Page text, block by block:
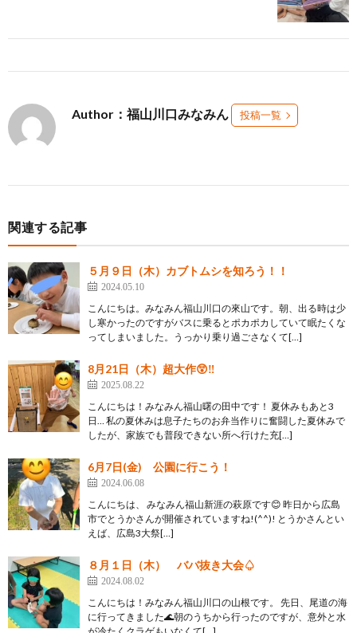
Author：福山川口みなみん 投稿一覧
関連する記事
５月９日（木）カブトムシを知ろう！！
2024.05.10
こんにちは。みなみん福山川口の來山です。朝、出る時は少
し寒かったのですがバスに乗るとポカポカしていて眠たくな
ってしまいました。うっかり乗り過ごさなくて[…]
8月21日（木）超大作😲‼️
2025.08.22
こんにちは！みなみん福山曙の田中です！ 夏休みもあと3
日… 私の夏休みは息子たちのお弁当作りに奮闘した夏休みで
したが、家族でも普段できない所へ行けた充[…]
6月7日(金) 公園に行こう！
2024.06.08
こんにちは、 みなみん福山新涯の萩原です😊 昨日から広島
市でとうかさんが開催されていますね!(^^)! とうかさんとい
えば、広島3大祭[…]
８月１日（木） ババ抜き大会♤
2024.08.02
こんにちは！みなみん福山川口の山根です。 先日、尾道の海
に行ってきました🌊朝のうちから行ったのですが、意外と水